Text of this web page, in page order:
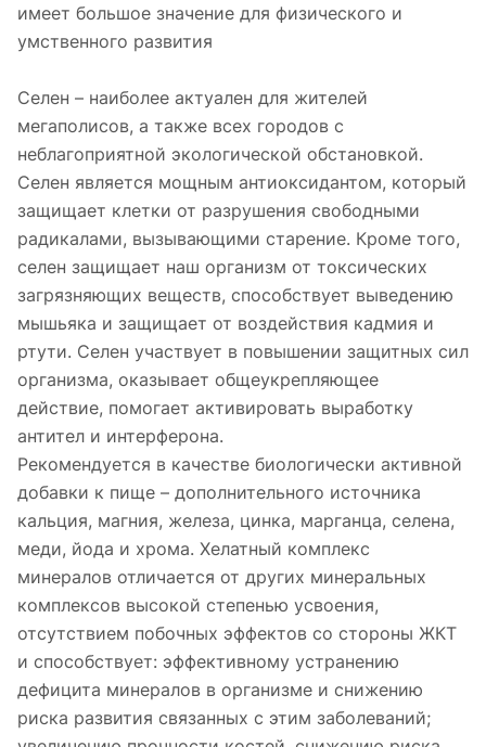
имеет большое значение для физического и
умственного развития
Селен – наиболее актуален для жителей
мегаполисов, а также всех городов с
неблагоприятной экологической обстановкой.
Селен является мощным антиоксидантом, который
защищает клетки от разрушения свободными
радикалами, вызывающими старение. Кроме того,
селен защищает наш организм от токсических
загрязняющих веществ, способствует выведению
мышьяка и защищает от воздействия кадмия и
ртути. Селен участвует в повышении защитных сил
организма, оказывает общеукрепляющее
действие, помогает активировать выработку
антител и интерферона.
Рекомендуется в качестве биологически активной
добавки к пище – дополнительного источника
кальция, магния, железа, цинка, марганца, селена,
меди, йода и хрома. Хелатный комплекс
минералов отличается от других минеральных
комплексов высокой степенью усвоения,
отсутствием побочных эффектов со стороны ЖКТ
и способствует: эффективному устранению
дефицита минералов в организме и снижению
риска развития связанных с этим заболеваний;